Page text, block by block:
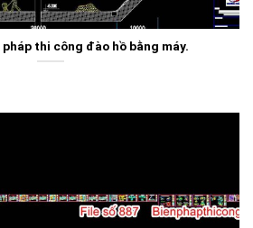
pháp thi công đào hồ bằng máy.